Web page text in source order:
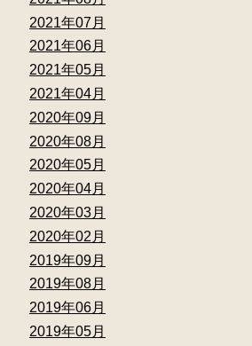
2021年07月
2021年06月
2021年05月
2021年04月
2020年09月
2020年08月
2020年05月
2020年04月
2020年03月
2020年02月
2019年09月
2019年08月
2019年06月
2019年05月